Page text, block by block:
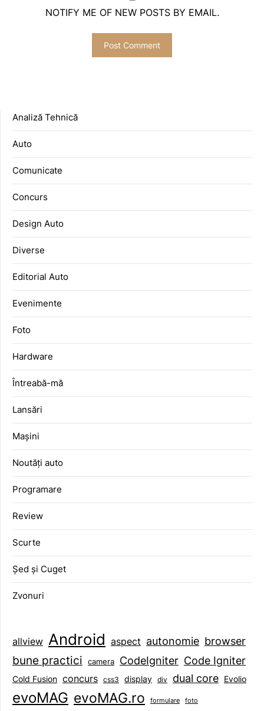
NOTIFY ME OF NEW POSTS BY EMAIL.
Analiză Tehnică
Auto
Comunicate
Concurs
Design Auto
Diverse
Editorial Auto
Evenimente
Foto
Hardware
Întreabă-mă
Lansări
Mașini
Noutăți auto
Programare
Review
Scurte
Șed și Cuget
Zvonuri
allview Android aspect autonomie browser
bune practici camera CodeIgniter Code Igniter
Cold Fusion concurs css3 display div dual core Evolio
evoMAG evoMAG.ro formulare foto